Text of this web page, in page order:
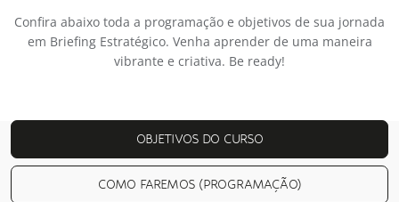
Confira abaixo toda a programação e objetivos de sua jornada
em Briefing Estratégico. Venha aprender de uma maneira
vibrante e criativa. Be ready!
OBJETIVOS DO CURSO
COMO FAREMOS (PROGRAMAÇÃO)